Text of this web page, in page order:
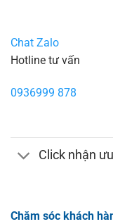
Chat Zalo
Hotline tư vấn
0936999 878
Click nhận
Chăm sóc khách